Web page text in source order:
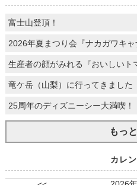
富士山登頂！
2026年夏まつり会『ナカガワキャ
生産者の顔がみれる『おいしいト
竜ケ岳（山梨）に行ってきました
25周年のディズニーシー大満喫！
もっ
カレ